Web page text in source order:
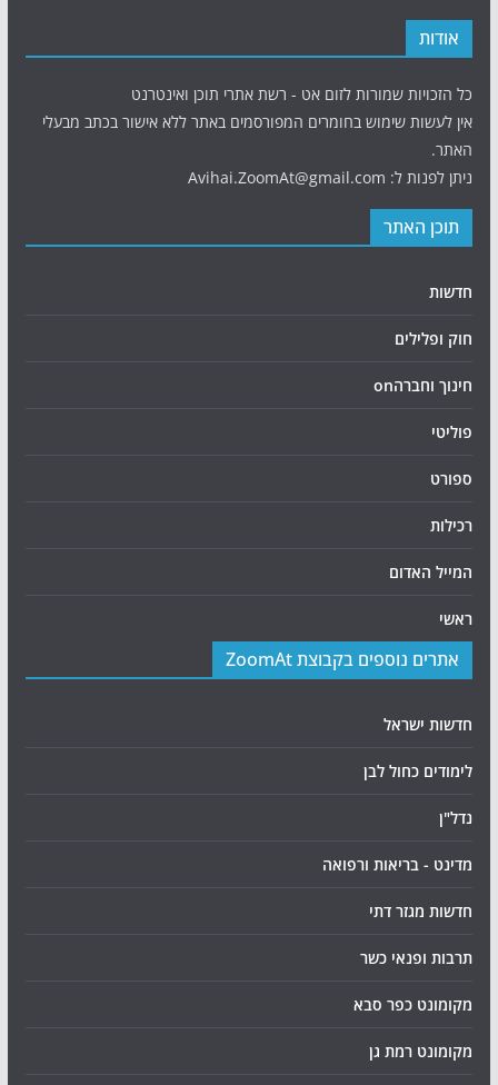
אודות
כל הזכויות שמורות לזום אט - רשת אתרי תוכן ואינטרנט
אין לעשות שימוש בחומרים המפורסמים באתר ללא אישור בכתב מבעלי
האתר.
ניתן לפנות ל: Avihai.ZoomAt@gmail.com
תוכן האתר
חדשות
חוק ופלילים
חינוך וחברהon
פוליטי
ספורט
רכילות
המייל האדום
ראשי
אתרים נוספים בקבוצת ZoomAt
חדשות ישראל
לימודים כחול לבן
נדל"ן
מדינט - בריאות ורפואה
חדשות מגזר דתי
תרבות ופנאי כשר
מקומונט כפר סבא
מקומונט רמת גן